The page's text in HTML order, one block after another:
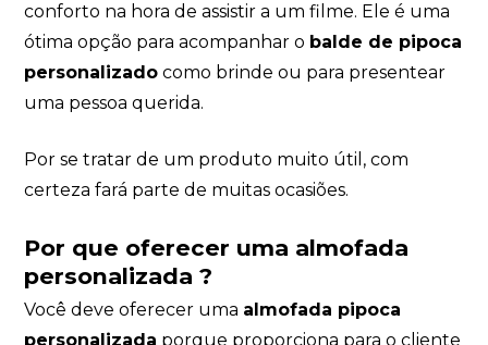
conforto na hora de assistir a um filme. Ele é uma
ótima opção para acompanhar o balde de pipoca
personalizado como brinde ou para presentear
uma pessoa querida.
Por se tratar de um produto muito útil, com
certeza fará parte de muitas ocasiões.
Por que oferecer uma almofada
personalizada ?
Você deve oferecer uma almofada pipoca
personalizada porque proporciona para o cliente